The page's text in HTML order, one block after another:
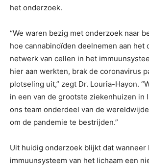
het onderzoek.
“We waren bezig met onderzoek naar
hoe cannabinoïden deelnemen aan het
netwerk van cellen in het
hier aan werkten, brak de coronavirus
plotseling uit,” zegt Dr. Louria-Hayon.
in een van de grootste ziekenhuizen in
ons team onderdeel van de
om de pandemie te bestrijden.”
Uit huidig ​​onderzoek blijkt dat wanneer
immuunsysteem van het lichaam een